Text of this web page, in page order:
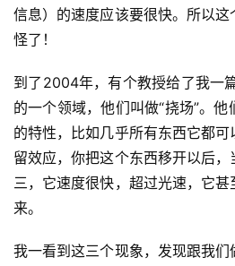
信息）的速度应该要很快。所以
怪了！
到了2004年，有个教授给了我一
的一个领域，他们叫做“挠场”。
的特性，比如几乎所有东西它都
留效应，你把这个东西移开以后
三，它速度很快，超过光速，它
来。
我一看到这三个现象，发现跟我